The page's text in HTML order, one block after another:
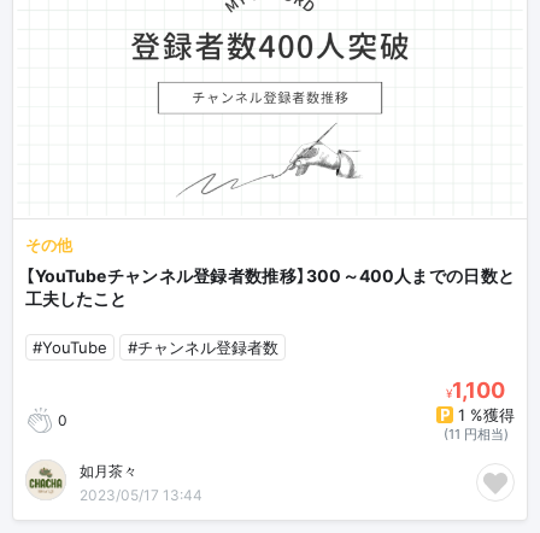
その他
【YouTubeチャンネル登録者数推移】300～400人までの日数と
工夫したこと
#YouTube #チャンネル登録者数
0
¥1,100
1 %獲得
(11 円相当)
如月茶々
2023/05/17 13:44